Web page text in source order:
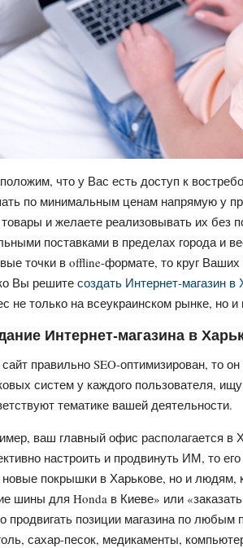
что у Вас есть доступ к
по минимальным ценам напрямую у
и желаете реализовывать их без
поставками в пределах города и
точки в offline-формате, то круг
Вы решите создать Интернет-магазин в
не только на всеукраинском рынке, но
Интернет-магазина в
правильно SEO-оптимизирован, то
систем у каждого пользователя,
тематике вашей деятельности.
ваш главный офис располагается
настроить и продвинуть ИМ, то
покрышки в Харькове, но и людям,
шины для Honda в Киеве» или
продвигать позиции магазина по любым
сахар-песок, медикаменты,